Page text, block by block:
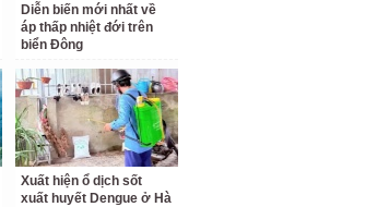
Diễn biến mới nhất về
áp thấp nhiệt đới trên
biển Đông
Xuất hiện ổ dịch sốt
xuất huyết Dengue ở Hà